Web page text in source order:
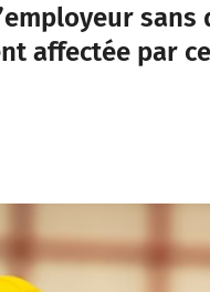
sans
affectée par